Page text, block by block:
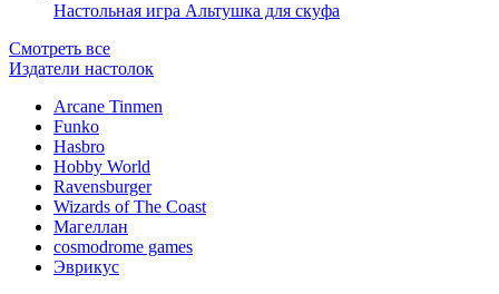
Настольная игра Альтушка для скуфа
Смотреть все
Издатели настолок
Arcane Tinmen
Funko
Hasbro
Hobby World
Ravensburger
Wizards of The Coast
Магеллан
сosmodrome games
Эврикус